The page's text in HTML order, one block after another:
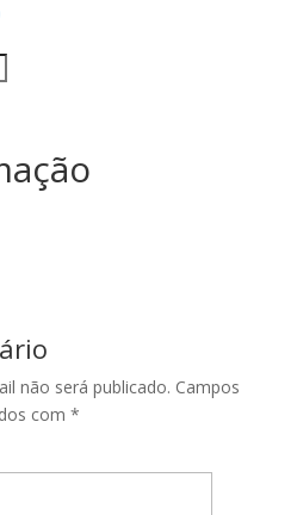
não será publicado. Campos
com *